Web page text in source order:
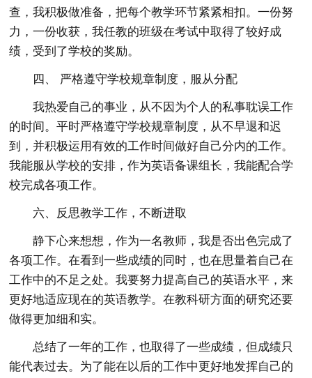
查，我积极做准备，把每个教学环节紧紧相扣。一份努
力，一份收获，我任教的班级在考试中取得了较好成
绩，受到了学校的奖励。
四、 严格遵守学校规章制度，服从分配
我热爱自己的事业，从不因为个人的私事耽误工作
的时间。平时严格遵守学校规章制度，从不早退和迟
到，并积极运用有效的工作时间做好自己分内的工作。
我能服从学校的安排，作为英语备课组长，我能配合学
校完成各项工作。
六、反思教学工作，不断进取
静下心来想想，作为一名教师，我是否出色完成了
各项工作。在看到一些成绩的同时，也在思量着自己在
工作中的不足之处。我要努力提高自己的英语水平，来
更好地适应现在的英语教学。在教科研方面的研究还要
做得更加细和实。
总结了一年的工作，也取得了一些成绩，但成绩只
能代表过去。为了能在以后的工作中更好地发挥自己的